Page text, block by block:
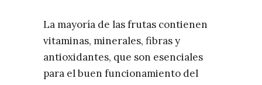
La mayoría de las frutas contienen
vitaminas, minerales, fibras y
antioxidantes, que son esenciales
para el buen funcionamiento del